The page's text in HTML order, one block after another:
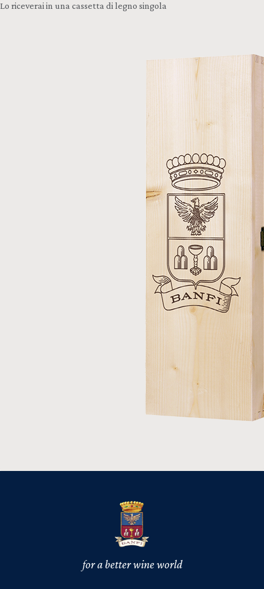
Lo riceverai in una cassetta di legno singola
for a better wine world